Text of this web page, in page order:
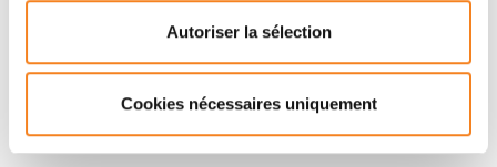
Autoriser la sélection
Cookies nécessaires uniquement
sociaux et en vous inscrivant à notre newsletter.
Inscrivez-vous à la newsletter